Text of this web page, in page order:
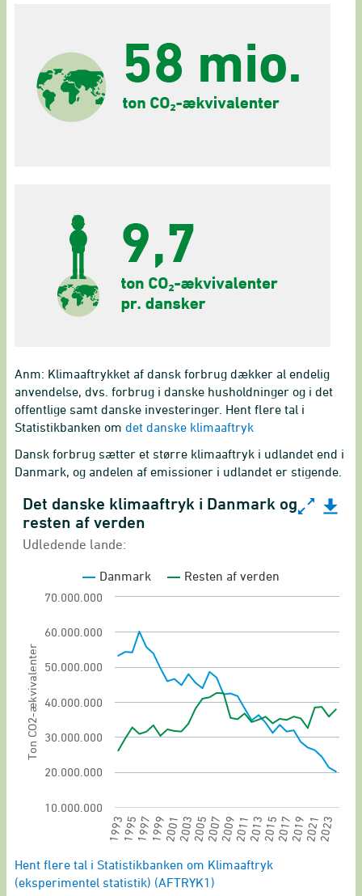
Anm: Klimaaftrykket af dansk forbrug dækker al endelig
anvendelse, dvs. forbrug i danske husholdninger og i det
offentlige samt danske investeringer. Hent flere tal i
Statistikbanken om det danske klimaaftryk
Dansk forbrug sætter et større klimaaftryk i udlandet end i
Danmark, og andelen af emissioner i udlandet er stigende.
Det danske klimaaftryk i Danmark og resten af
Line chart with 2 lines.
Udledende lande:
Klimaaftryk (eksperimentel statistik)
View as data table, Det danske klimaaftryk i
The chart has 1 X axis displaying categories.
The chart has 1 Y axis displaying Ton CO2-
Ton CO2-ækvivalenter
Det danske klimaaftryk i Danmark og
resten af verden
Udledende lande:
Danmark Resten af verden
1993199519971999200120032005200720092011201320152017201920212023
10.000.000
20.000.000
30.000.000
40.000.000
50.000.000
60.000.000
70.000.000
End of interactive chart.
Hent flere tal i Statistikbanken om Klimaaftryk
(eksperimentel statistik) (AFTRYK1)